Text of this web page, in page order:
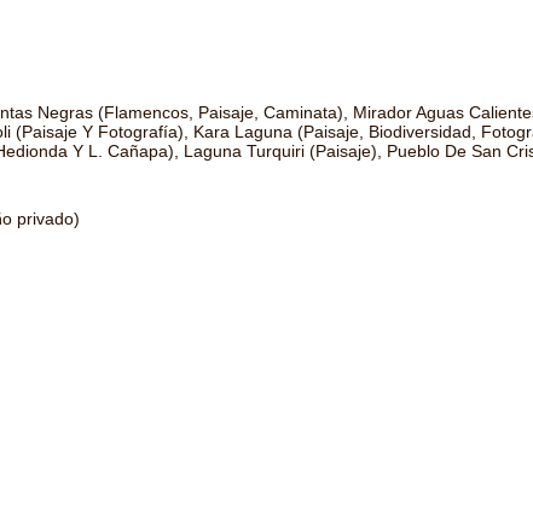
Negras (Flamencos, Paisaje, Caminata), Mirador Aguas
(Paisaje Y Fotografía), Kara Laguna (Paisaje, Biodiversidad,
Y L. Cañapa), Laguna Turquiri (Paisaje), Pueblo De San
privado)